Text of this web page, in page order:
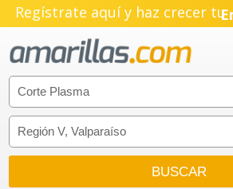
Regístrate aquí y haz crecer tu